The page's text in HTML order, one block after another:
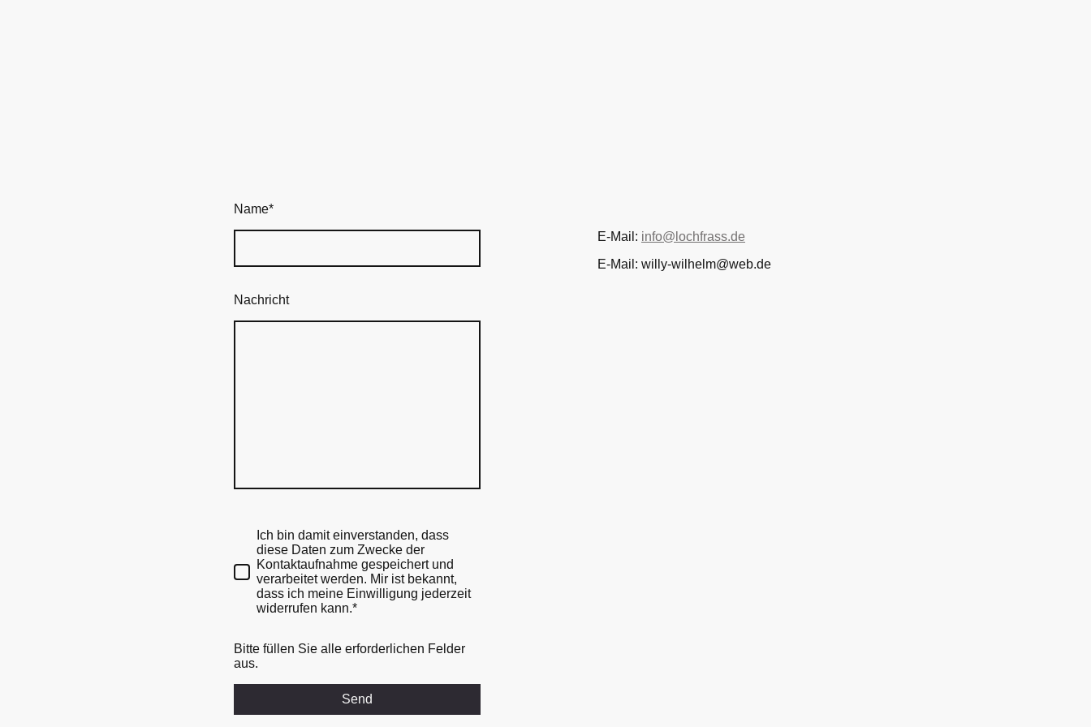
Name*
Nachricht
Ich bin damit einverstanden, dass
diese Daten zum Zwecke der
Kontaktaufnahme gespeichert und
verarbeitet werden. Mir ist bekannt,
dass ich meine Einwilligung jederzeit
widerrufen kann.*
Bitte füllen Sie alle erforderlichen Felder
aus.
Send
E-Mail: info@lochfrass.de
E-Mail: willy-wilhelm@web.de